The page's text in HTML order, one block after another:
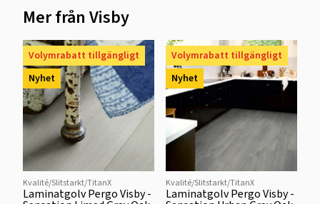
Mer från Visby
Volymrabatt tillgängligt
Nyhet
Kvalité/Slitstarkt/TitanX
Laminatgolv Pergo Visby -
Volymrabatt tillgängligt
Nyhet
Kvalité/Slitstarkt/TitanX
Laminatgolv Pergo Visby -